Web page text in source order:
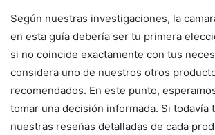
Según nuestras investigaciones, la
en esta guía debería ser tu primera
si no coincide exactamente con tus
considera uno de nuestros otros
recomendados. En este punto,
tomar una decisión informada. Si todavía
nuestras reseñas detalladas de cada